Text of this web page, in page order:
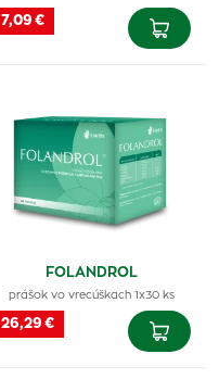
7,09 €
FOLANDROL
prášok vo vrecúškach 1x30 ks
26,29 €